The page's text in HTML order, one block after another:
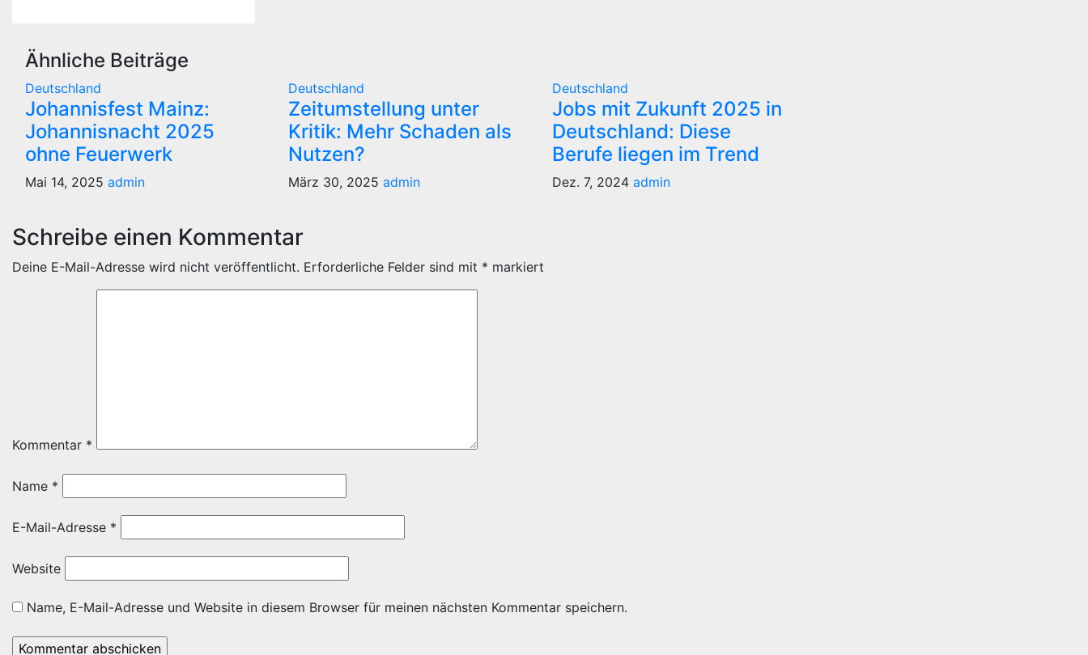
Ähnliche Beiträge
Deutschland
Johannisfest Mainz:
Johannisnacht 2025
ohne Feuerwerk
Mai 14, 2025 admin
Deutschland
Zeitumstellung unter
Kritik: Mehr Schaden als
Nutzen?
März 30, 2025admin
Deutschland
Jobs mit Zukunft 2025 in
Deutschland: Diese
Berufe liegen im Trend
Dez. 7, 2024 admin
Schreibe einen Kommentar
Deine E-Mail-Adresse wird nicht veröffentlicht. Erforderliche Felder sind mit * markiert
Kommentar *
Name *
E-Mail-Adresse *
Website
Name, E-Mail-Adresse und Website in diesem Browser für meinen nächsten Kommentar speichern.